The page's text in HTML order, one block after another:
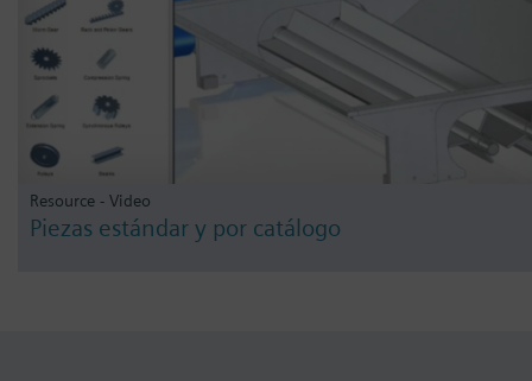
Resource - Video
Piezas estándar y por catálogo